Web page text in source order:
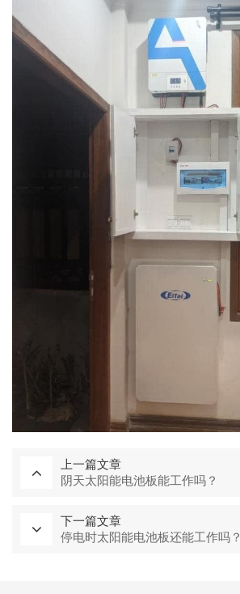
上一篇文章
阴天太阳能电池板能工作吗？
下一篇文章
停电时太阳能电池板还能工作吗？